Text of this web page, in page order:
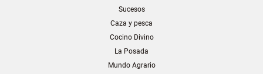
Sucesos
Caza y pesca
Cocino Divino
La Posada
Mundo Agrario